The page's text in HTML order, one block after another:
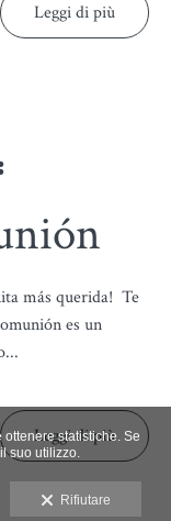
Leggi di più
más querida! Te
es un
Leggi di più
statistiche. Se
suo utilizzo.
Rifiutare